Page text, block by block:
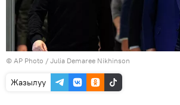
© AP Photo / Julia Demaree Nikhinson
Жазылуу